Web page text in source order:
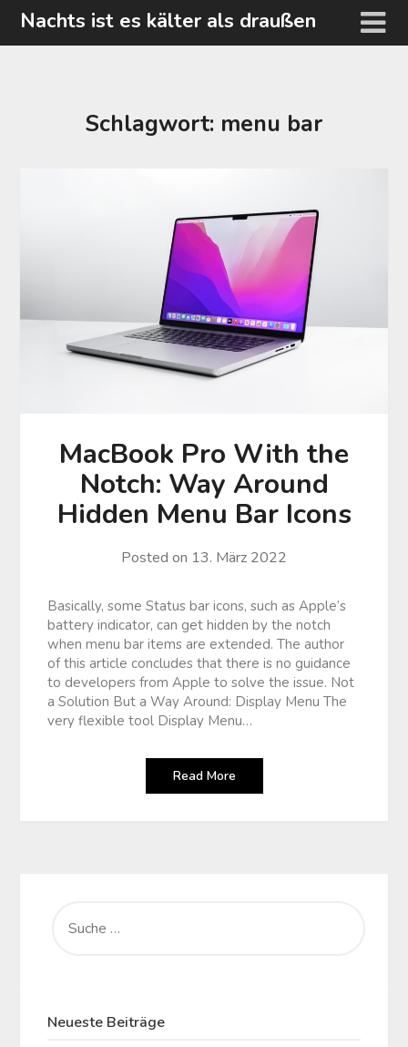
SkipNachts ist es kälter als draußen
Schlagwort: menu bar
MacBook Pro With the
Notch: Way Around
Hidden Menu Bar Icons
Posted on 13. März 2022
Basically, some Status bar icons, such as Apple’s
battery indicator, can get hidden by the notch
when menu bar items are extended. The author
of this article concludes that there is no guidance
to developers from Apple to solve the issue. Not
a Solution But a Way Around: Display Menu The
very flexible tool Display Menu…
Read More
NACH:
Neueste Beiträge